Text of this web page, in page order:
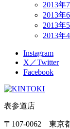
2013年
2013年
2013年
2013年
Instagram
X／Twitter
Facebook
表参道店
〒107-0062 東京